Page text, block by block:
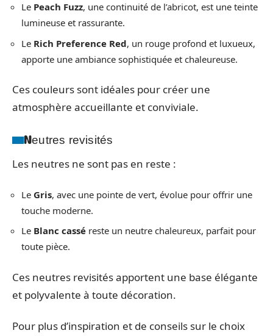
Le Peach Fuzz, une continuité de l’abricot, est une teinte
lumineuse et rassurante.
Le Rich Preference Red, un rouge profond et luxueux,
apporte une ambiance sophistiquée et chaleureuse.
Ces couleurs sont idéales pour créer une
atmosphère accueillante et conviviale.
Neutres revisités
Les neutres ne sont pas en reste :
Le Gris, avec une pointe de vert, évolue pour offrir une
touche moderne.
Le Blanc cassé reste un neutre chaleureux, parfait pour
toute pièce.
Ces neutres revisités apportent une base élégante
et polyvalente à toute décoration.
Pour plus d’inspiration et de conseils sur le choix